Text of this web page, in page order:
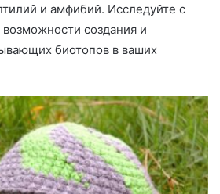
и амфибий. Исследуйте с
создания и
биотопов в ваших